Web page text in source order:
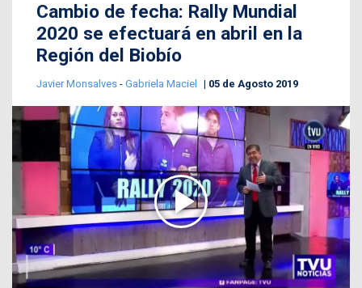
Cambio de fecha: Rally Mundial
2020 se efectuará en abril en la
Región del Biobío
Javier Monsalves - Gabriela Maciel 05 de Agosto 2019